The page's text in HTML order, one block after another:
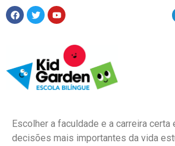
Escolher a faculdade e a carreira certa
decisões mais importantes da vida